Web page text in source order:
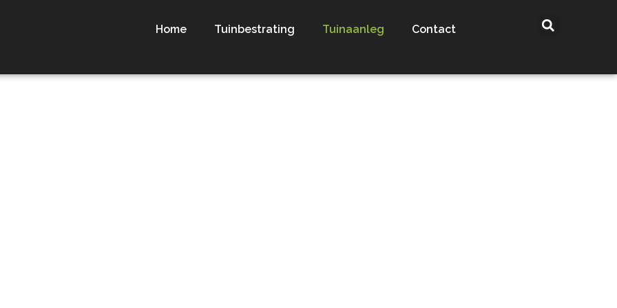
Home Tuinbestrating Tuinaanleg Contact